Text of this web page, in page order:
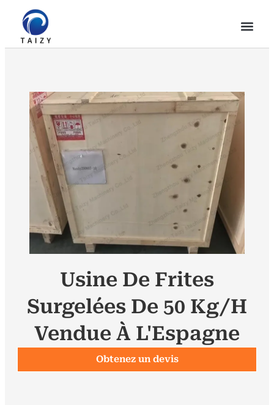
Usine De Frites
Surgelées De 50 Kg/h
Vendue À L'Espagne
Obtenez un devis